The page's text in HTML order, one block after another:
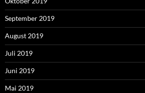
September 2019
August 2019
Juli 2019
Juni 2019
Mai 2019